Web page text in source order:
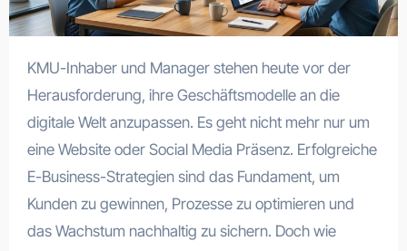
KMU-Inhaber und Manager stehen heute vor der
Herausforderung, ihre Geschäftsmodelle an die
digitale Welt anzupassen. Es geht nicht mehr nur um
eine Website oder Social Media Präsenz. Erfolgreiche
E-Business-Strategien sind das Fundament, um
Kunden zu gewinnen, Prozesse zu optimieren und
das Wachstum nachhaltig zu sichern. Doch wie